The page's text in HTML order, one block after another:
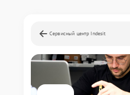
Сервисный центр Indesit